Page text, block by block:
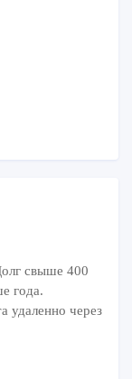
свыше 400
года.
удаленно через